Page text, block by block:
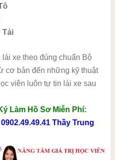
Tải
xe theo đúng chuẩn Bộ
cơ bản đến những kỹ thuật
viên luôn tự tin lái xe sau
Làm Hồ Sơ Miễn Phí:
Thầy Trung